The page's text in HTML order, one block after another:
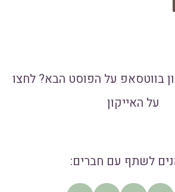
בווטסאפ על הפוסט הבא? לחצו
על האייקון
לשתף עם חברים: